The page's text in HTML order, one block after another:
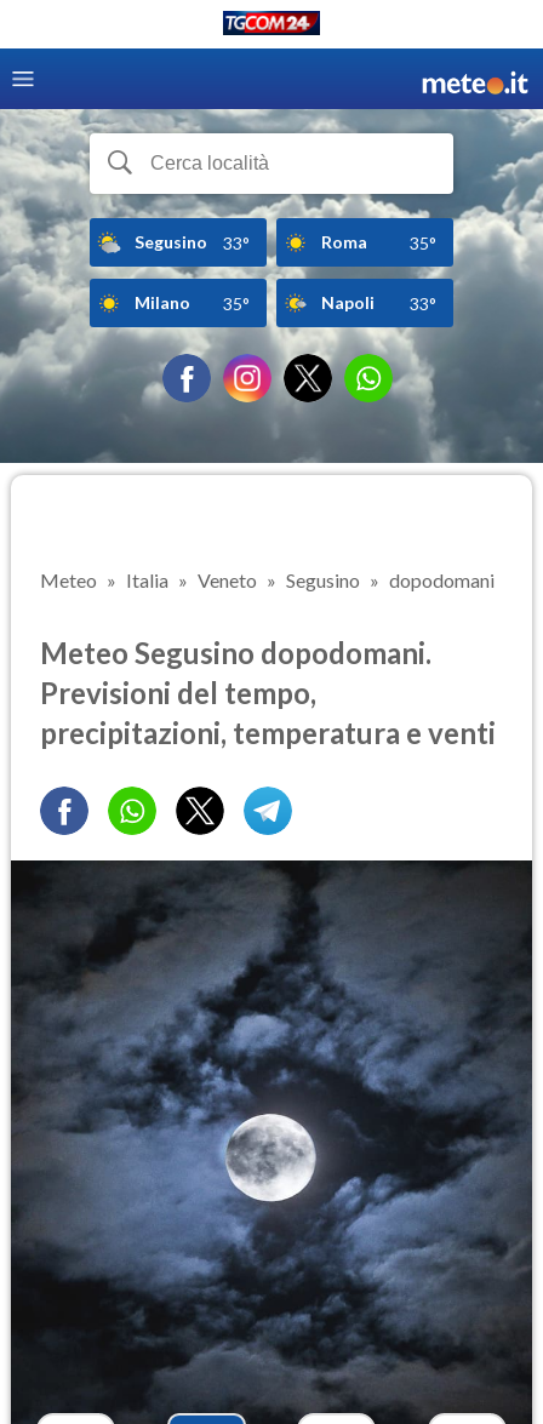
Segusino 33° Roma 35°
Milano 35° Napoli 33°
Meteo Italia Veneto Segusino dopodomani
Meteo Segusino dopodomani.
Previsioni del tempo,
precipitazioni, temperatura e venti